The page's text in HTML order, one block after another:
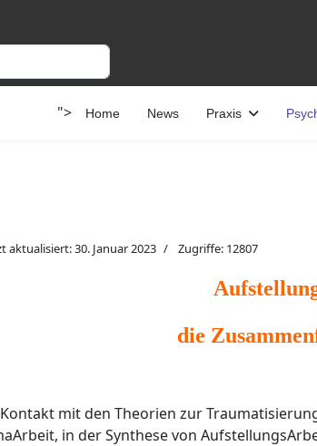
"> Home News Praxis
aktualisiert: 30. Januar 2023 Zugriffe: 12807
die
mit den Theorien zur
in der Synthese von